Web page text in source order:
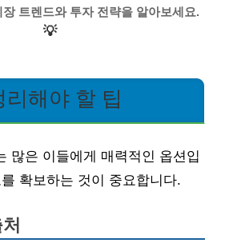
트렌드와 투자 전략을 알아보세요.
💡
리해야 할 팁
많은 이들에게 매력적인 옵션입
확보하는 것이 중요합니다.